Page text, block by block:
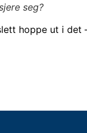
seg?
hoppe ut i det